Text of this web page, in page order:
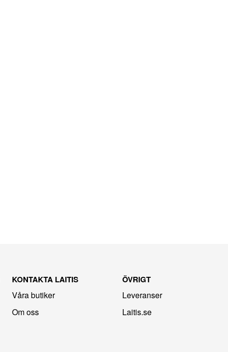
KONTAKTA LAITIS
Våra butiker
Om oss
ÖVRIGT
Leveranser
Laitis.se